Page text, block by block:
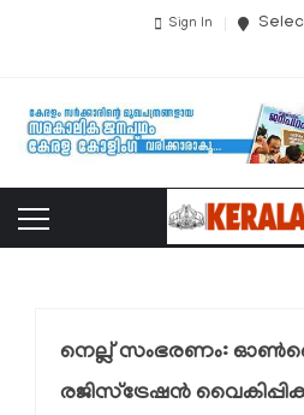
Sign In
നെല്ല് സംഭരണം:
രജിസ്‌ട്രേഷന്‍